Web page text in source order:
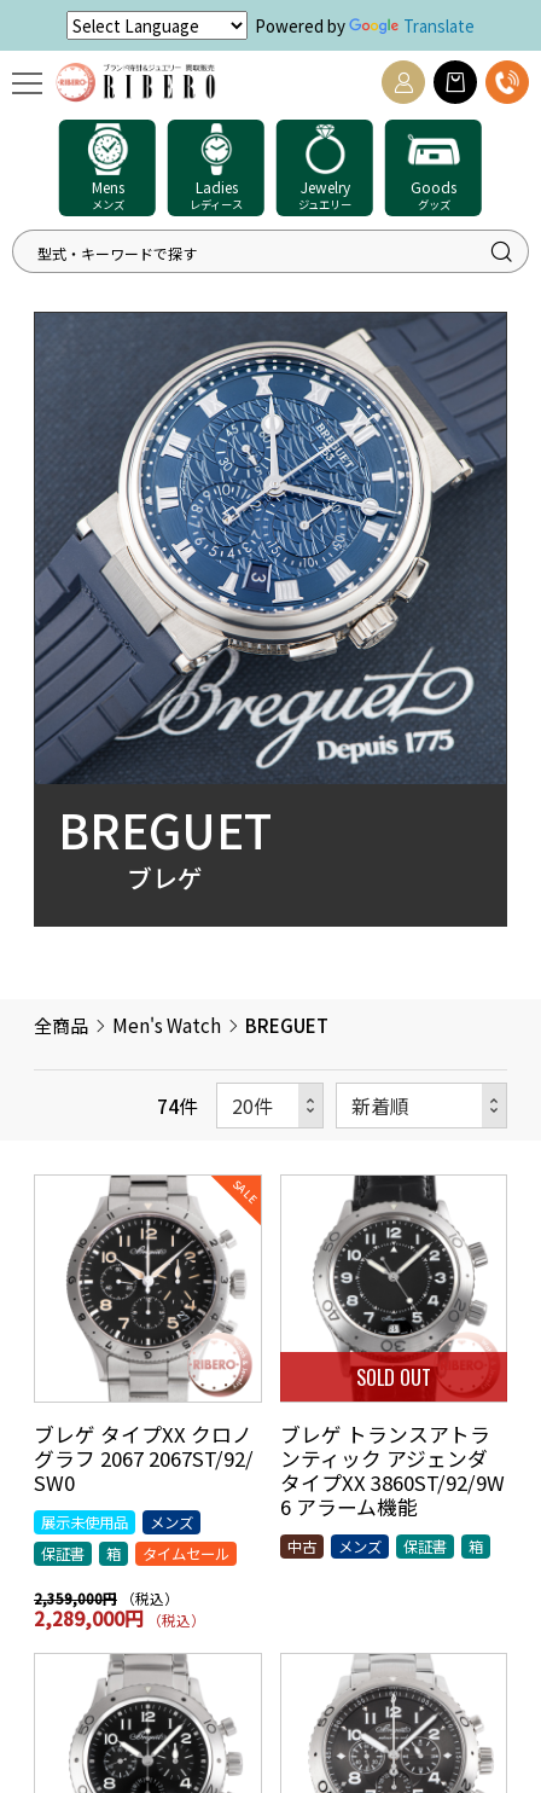
Powered by Translate
Mens
メンズ
Ladies
レディース
Jewelry
ジュエリー
Goods
グッズ
BREGUET
ブレゲ
全商品 Men's Watch BREGUET
74件
ブレゲ タイプXX クロノ
グラフ 2067 2067ST/92/
SW0
展示未使用品
メンズ
保証書
箱 タイムセール
2,359,000円 （税込）
2,289,000円 （税込）
SOLD OUT
ブレゲ トランスアトラ
ンティック アジェンダ
タイプXX 3860ST/92/9W
6 アラーム機能
中古 メンズ 保証書 箱